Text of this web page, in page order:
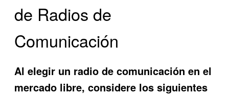
de Radios de
Comunicación
Al elegir un radio de comunicación en el
mercado libre, considere los siguientes